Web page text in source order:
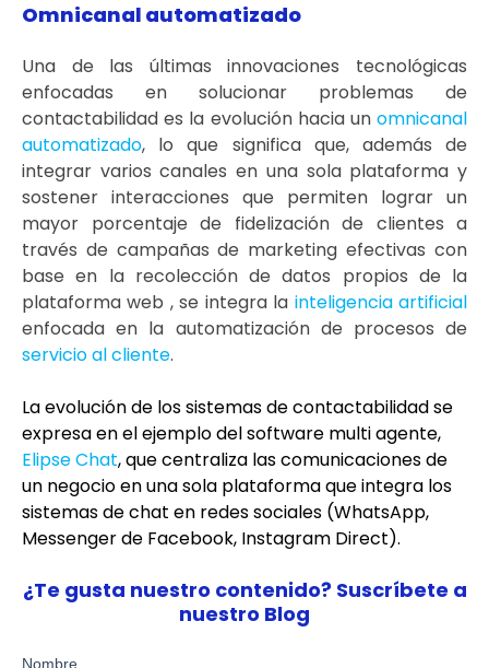
Omnicanal automatizado
Una de las últimas innovaciones tecnológicas
enfocadas en solucionar problemas de
contactabilidad es la evolución hacia un omnicanal
automatizado, lo que significa que, además de
integrar varios canales en una sola plataforma y
sostener interacciones que permiten lograr un
mayor porcentaje de fidelización de clientes a
través de campañas de marketing efectivas con
base en la recolección de datos propios de la
plataforma web , se integra la inteligencia artificial
enfocada en la automatización de procesos de
servicio al cliente.
La evolución de los sistemas de contactabilidad se
expresa en el ejemplo del software multi agente,
Elipse Chat, que centraliza las comunicaciones de
un negocio en una sola plataforma que integra los
sistemas de chat en redes sociales (WhatsApp,
Messenger de Facebook, Instagram Direct).
¿Te gusta nuestro contenido? Suscríbete a
nuestro Blog